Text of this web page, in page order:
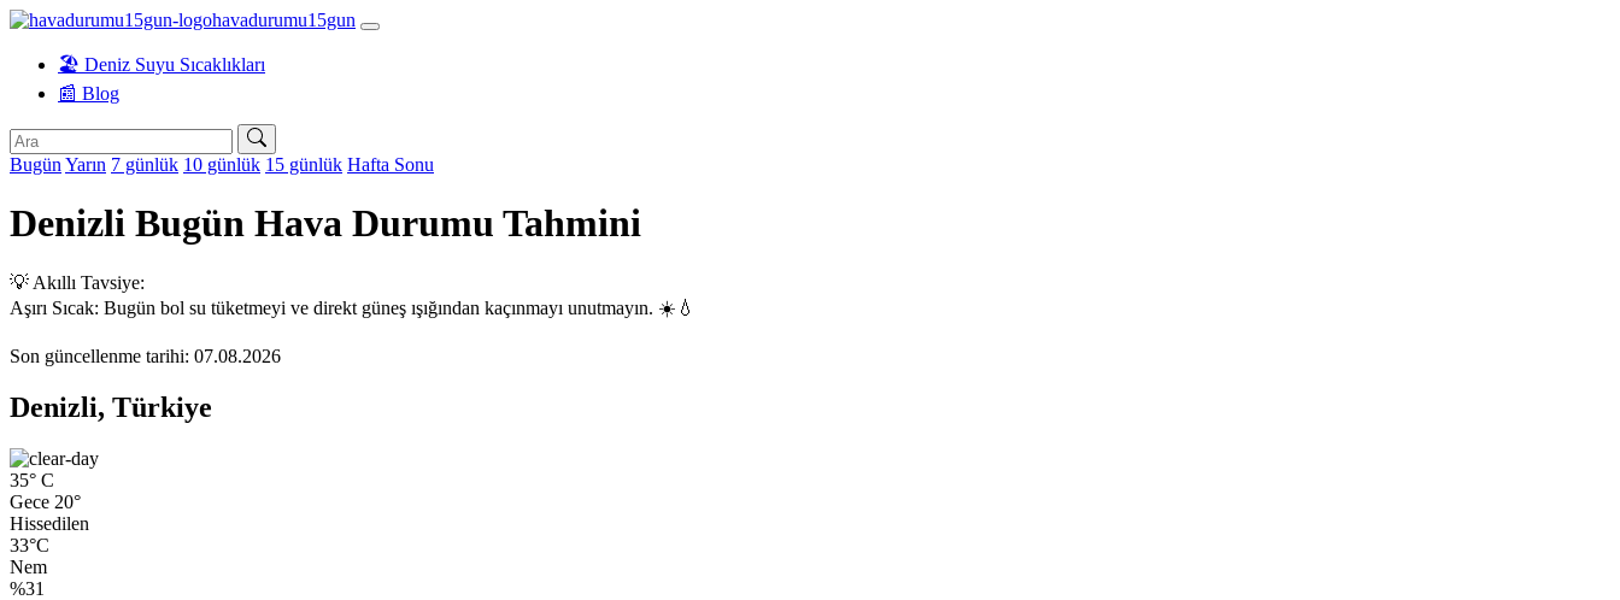
havadurumu15gun
🏖️ Deniz Suyu Sıcaklıkları
📰 Blog
Bugün Yarın 7 günlük 10 günlük 15 günlük Hafta Sonu
Denizli Bugün Hava Durumu Tahmini
💡 Akıllı Tavsiye:
Aşırı Sıcak: Bugün bol su tüketmeyi ve direkt güneş ışığından kaçınmayı unutmayın. ☀️💧
Son güncellenme tarihi: 07.08.2026
Denizli, Türkiye
35° C
Gece 20°
Hissedilen
33°C
Nem
%31